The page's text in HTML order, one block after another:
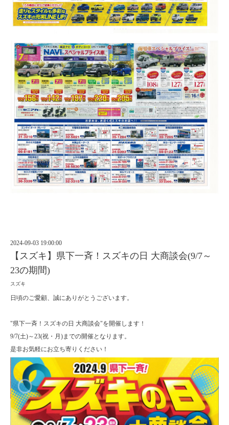
2024-09-03 19:00:00
【スズキ】県下一斉！スズキの日 大商談会(9/7～
23の期間)
スズキ
日頃のご愛顧、誠にありがとうございます。
"県下一斉！スズキの日 大商談会"を開催します！
9/7(土)～23(祝・月)までの開催となります。
是非お気軽にお立ち寄りください！